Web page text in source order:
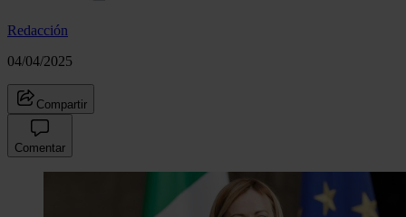
Redacción
04/04/2025
Compartir
Comentar